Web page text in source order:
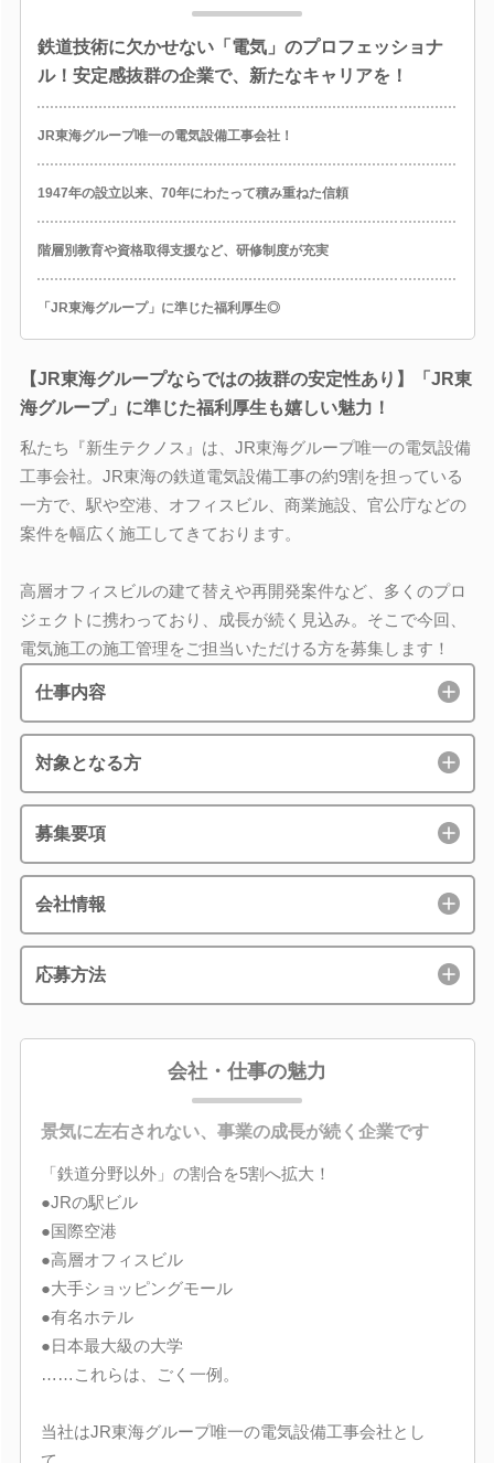
鉄道技術に欠かせない「電気」のプロフェッショナ
ル！安定感抜群の企業で、新たなキャリアを！
JR東海グループ唯一の電気設備工事会社！
1947年の設立以来、70年にわたって積み重ねた信頼
階層別教育や資格取得支援など、研修制度が充実
「JR東海グループ」に準じた福利厚生◎
【JR東海グループならではの抜群の安定性あり】「JR東
海グループ」に準じた福利厚生も嬉しい魅力！
私たち『新生テクノス』は、JR東海グループ唯一の電気設備
工事会社。JR東海の鉄道電気設備工事の約9割を担っている
一方で、駅や空港、オフィスビル、商業施設、官公庁などの
案件を幅広く施工してきております。
高層オフィスビルの建て替えや再開発案件など、多くのプロ
ジェクトに携わっており、成長が続く見込み。そこで今回、
電気施工の施工管理をご担当いただける方を募集します！
仕事内容
対象となる方
募集要項
会社情報
応募方法
会社・仕事の魅力
景気に左右されない、事業の成長が続く企業です
「鉄道分野以外」の割合を5割へ拡大！
●JRの駅ビル
●国際空港
●高層オフィスビル
●大手ショッピングモール
●有名ホテル
●日本最大級の大学
……これらは、ごく一例。
当社はJR東海グループ唯一の電気設備工事会社とし